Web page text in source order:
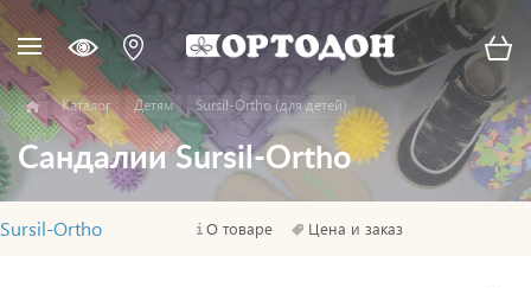
Каталог Детям Sursil-Ortho (для детей)
Сандалии Sursil-Ortho
Sursil-Ortho О товаре Цена и заказ